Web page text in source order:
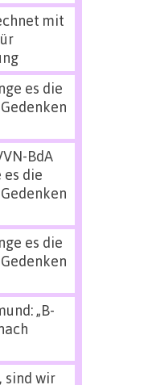
mit
es die
BdA
es die
es die
„B-
sind wir